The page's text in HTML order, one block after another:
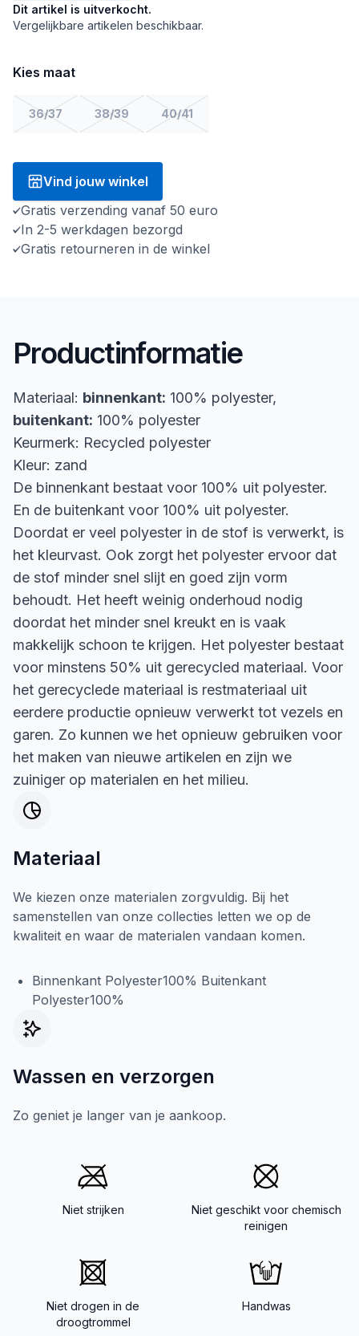
Dit artikel is uitverkocht.
Vergelijkbare artikelen beschikbaar.
Kies maat
36/37 38/39 40/41
Vind jouw winkel
Gratis verzending vanaf 50 euro
In 2-5 werkdagen bezorgd
Gratis retourneren in de winkel
Productinformatie
Materiaal: binnenkant: 100% polyester,
buitenkant: 100% polyester
Keurmerk: Recycled polyester
Kleur: zand
De binnenkant bestaat voor 100% uit polyester.
En de buitenkant voor 100% uit polyester.
Doordat er veel polyester in de stof is verwerkt, is
het kleurvast. Ook zorgt het polyester ervoor dat
de stof minder snel slijt en goed zijn vorm
behoudt. Het heeft weinig onderhoud nodig
doordat het minder snel kreukt en is vaak
makkelijk schoon te krijgen. Het polyester bestaat
voor minstens 50% uit gerecycled materiaal. Voor
het gerecyclede materiaal is restmateriaal uit
eerdere productie opnieuw verwerkt tot vezels en
garen. Zo kunnen we het opnieuw gebruiken voor
het maken van nieuwe artikelen en zijn we
zuiniger op materialen en het milieu.
Materiaal
We kiezen onze materialen zorgvuldig. Bij het
samenstellen van onze collecties letten we op de
kwaliteit en waar de materialen vandaan komen.
Binnenkant Polyester100% Buitenkant
Polyester100%
Wassen en verzorgen
Zo geniet je langer van je aankoop.
Niet strijken
Niet geschikt voor chemisch
reinigen
Niet drogen in de
droogtrommel
Handwas